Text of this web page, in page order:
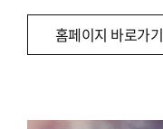
홈페이지 바로가기